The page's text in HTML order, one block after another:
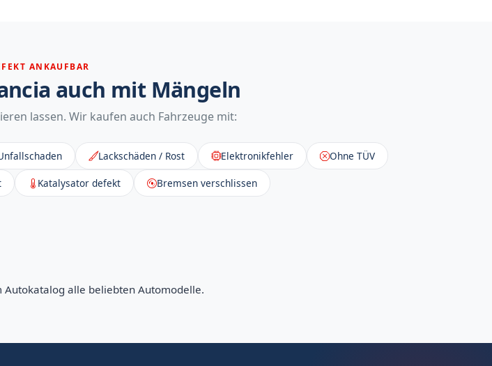
ANKAUFBAR
auch mit Mängeln
lassen. Wir kaufen auch Fahrzeuge mit:
Lackschäden / Rost Elektronikfehler Ohne TÜV
Katalysator defekt Bremsen verschlissen
Autokatalog alle beliebten Automodelle.